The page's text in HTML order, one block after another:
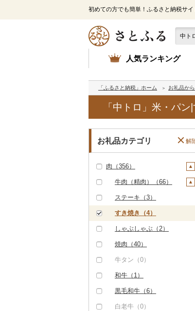
初めての方でも簡単！ふるさと納税サイ
人気ランキング
「ふるさと納税」ホーム お礼品か
「中トロ」米・パ
お礼品カテゴリ 解
肉（356）
牛肉（精肉）（66）
ステーキ（3）
すき焼き（4）
しゃぶしゃぶ（2）
焼肉（40）
牛タン（0）
和牛（1）
黒毛和牛（6）
白老牛（0）